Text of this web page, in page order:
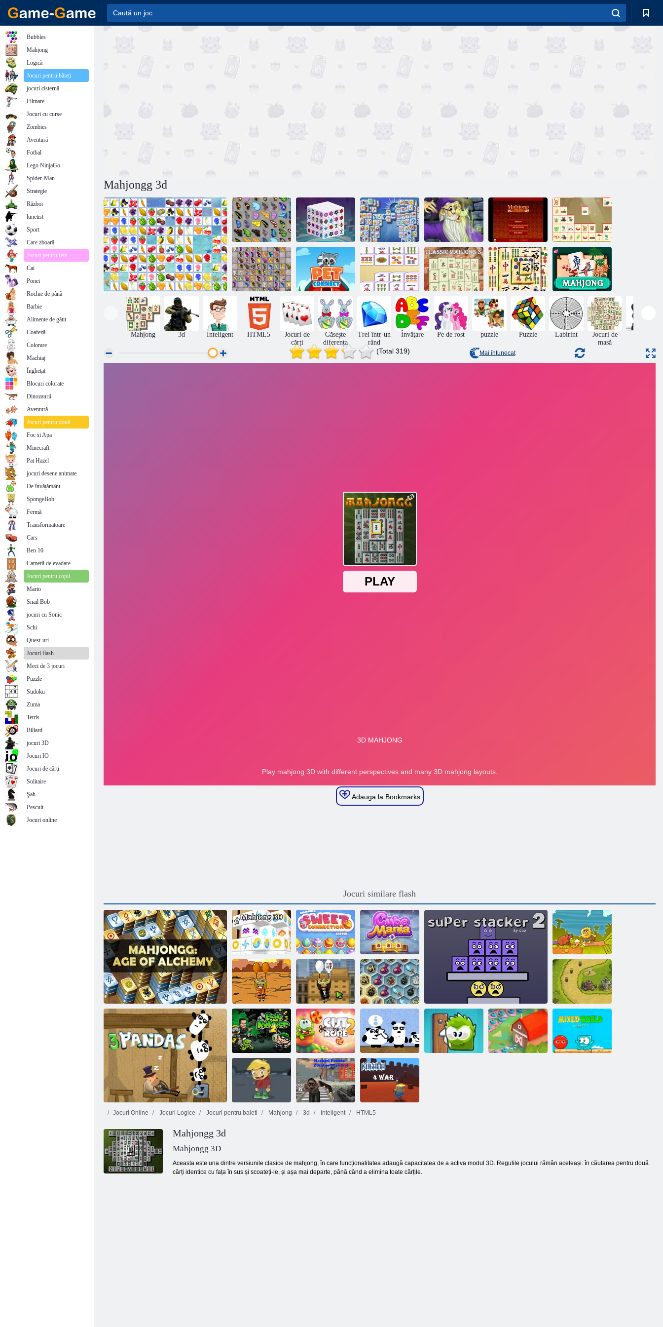
Mahjongg 3d
Butterfly Kyodai
Mahjong
Dimensions
Mahjong
Fortuna
Mahjong magie Mahjong Mania
Woodventure
mahjong conecta
Fluture Kyodai
HD
Pet Connect
Mahjong
Connect Classic
Mahjong clasic
3
Titanii Mahjong Mahjong
Mahjong 3d Inteligent HTML5
Jocuri de
cărți
Găsește
diferența
Trei într-un
rând
Învăţare Pe de rost puzzle Puzzle Labirint
Jocuri de
masă
(Total 319) Mai întunecat
Adauga la Bookmarks
Jocuri similare flash
Alchimia Mahjong
Mahjong 3d
Paște dulce de
Mahjong
Cube Mania Adam și Eva
Amigo Pancho
Amigo Pancho
2: New York
Party
Comorile din
Marea Mystic
Regatul Rush
Bob the Robber
2
A tăia funia
3 panda în
Japonia
Jocuri Online Jocuri Logice Jocuri pentru baieti Mahjong 3d Inteligent HTML5
Mahjongg 3d
Mahjongg 3D
Aceasta este una dintre versiunile clasice de mahjong, în care funcționalitatea adaugă capacitatea de a activa modul 3D. Regulile jocului rămân aceleași: în căutarea pentru două
cărți identice cu fața în sus și scoateți-le, și așa mai departe, până când a elimina toate cărțile.
Bubbles
Mahjong
Logică
Jocuri pentru băieți
jocuri cisternă
Filmare
Jocuri cu curse
Zombies
Aventură
Fotbal
Lego NinjaGo
Spider-Man
Strategie
Război
lunetist
Sport
Care zboară
Jocuri pentru fete
Cai
Ponei
Rochie de până
Barbie
Alimente de gătit
Coafeză
Colorare
Machiaj
Îngheţat
Blocuri colorate
Dinozaurii
Aventură
Jocuri pentru două
Foc si Apa
Minecraft
Pat Hazel
jocuri desene animate
De învățământ
SpongeBob
Fermă
Transformatoare
Cars
Ben 10
Cameră de evadare
Jocuri pentru copii
Mario
Snail Bob
jocuri cu Sonic
Schi
Quest-uri
Jocuri flash
Meci de 3 jocuri
Puzzle
Sudoku
Zuma
Tetris
Biliard
jocuri 3D
Jocuri IO
Jocuri de cărți
Solitaire
Şah
Pescuit
Jocuri online